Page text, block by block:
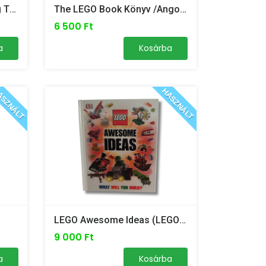
LEGO Harry Potter Building The Magical World Könyv /angol Nyelvű, Minifigura Nélkül/ The LEGO Book Könyv /angol Nyelvű/
6 500 Ft
Kosárba
HASZNÁLT
LEGO Awesome Ideas (LEGO Ideas) What Will You Build Könyv /angol Nyelvű/
9 000 Ft
Kosárba